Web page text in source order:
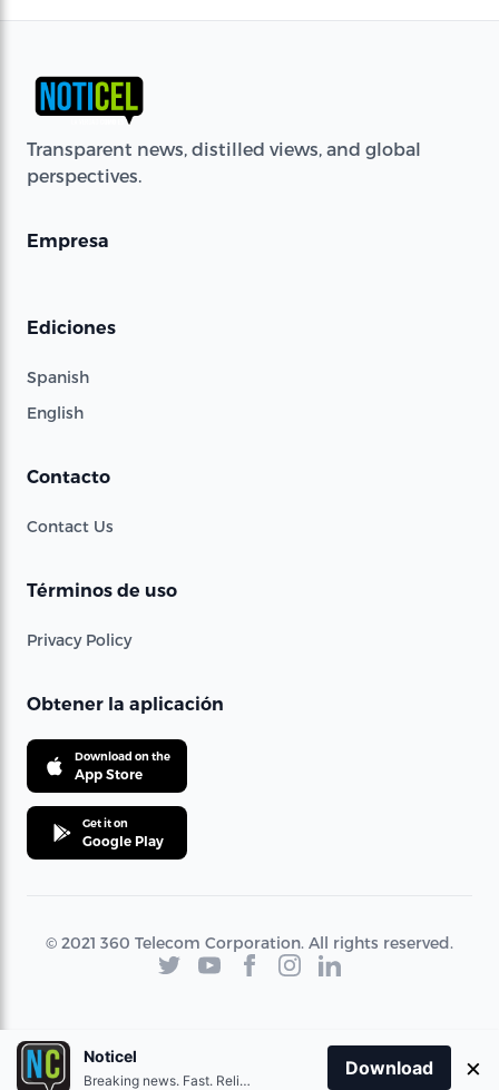
Transparent news, distilled views, and global
perspectives.
Empresa
Ediciones
Spanish
English
Contacto
Contact Us
Términos de uso
Privacy Policy
Obtener la aplicación
Download on the
App Store
Get it on
Google Play
© 2021 360 Telecom Corporation. All rights reserved.
Noticel
Breaking news. Fast. Reliable.
Download ×